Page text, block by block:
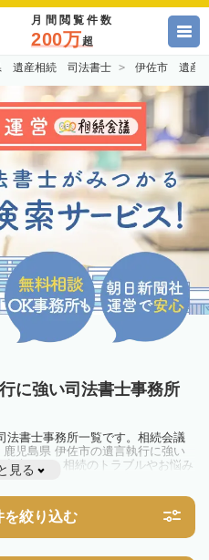
月間閲覧件数
200万超
遺産相続 司法書士 伊佐市 遺産
に強い司法書士事務所
法書士事務所一覧です。相続会議
児島県 伊佐市の遺言執行に強い
来ます。相続のトラブルやお悩み
に相談してみましょう。
見る
を絞り込む